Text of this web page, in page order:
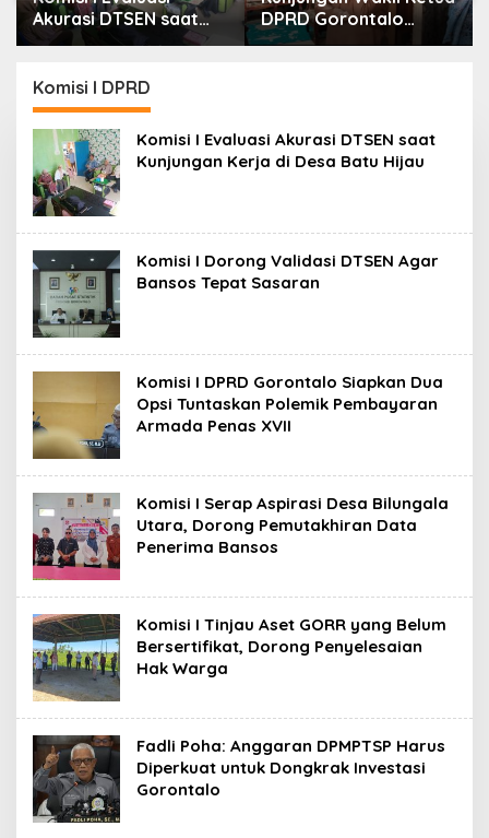
Akurasi DTSEN saat
Kunjungan Kerja di
DPRD Gorontalo
Berbuah Tindak Lanjut
Komisi I DPRD
Komisi I Evaluasi Akurasi DTSEN saat
Kunjungan Kerja di Desa Batu Hijau
Komisi I Dorong Validasi DTSEN Agar
Bansos Tepat Sasaran
Komisi I DPRD Gorontalo Siapkan Dua
Opsi Tuntaskan Polemik Pembayaran
Armada Penas XVII
Komisi I Serap Aspirasi Desa Bilungala
Utara, Dorong Pemutakhiran Data
Penerima Bansos
Komisi I Tinjau Aset GORR yang Belum
Bersertifikat, Dorong Penyelesaian
Hak Warga
Fadli Poha: Anggaran DPMPTSP Harus
Diperkuat untuk Dongkrak Investasi
Gorontalo